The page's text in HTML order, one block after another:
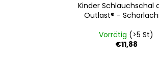
Kinder Schlauchschal
Outlast® -
Vorrätig (>5 St)
€11,88